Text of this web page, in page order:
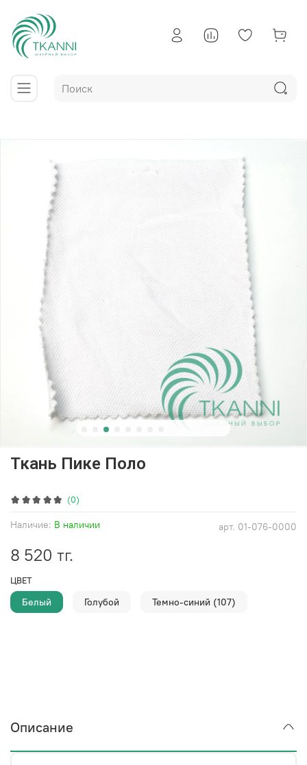
(0)
арт. 01-076-0000
Наличие: В наличии
Ткань Пике Поло
8 520 тг.
ЦВЕТ
Белый Голубой Темно-синий (107)
Описание